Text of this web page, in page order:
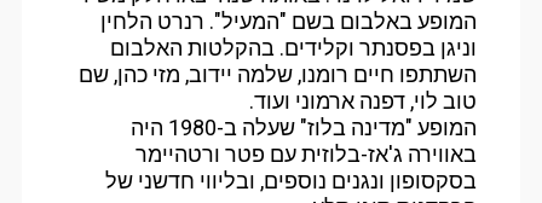
המופע באלבום בשם "המעיל". רנרט הלחין
וניגן בפסנתר וקלידים. בהקלטות האלבום
השתתפו חיים רומנו, שלמה יידוב, מזי כהן, שם
טוב לוי, דפנה ארמוני ועוד.
המופע "מדינה בלוז" שעלה ב-1980 היה
באווירה ג'אז-בלוזית עם פטר ורטהיימר
בסקסופון ונגנים נוספים, ובליווי חדשני של